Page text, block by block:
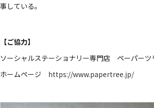
事している。
【ご協力】
ソーシャルステーショナリー専門店 ペーパーツ
ホームページ https://www.papertree.jp/